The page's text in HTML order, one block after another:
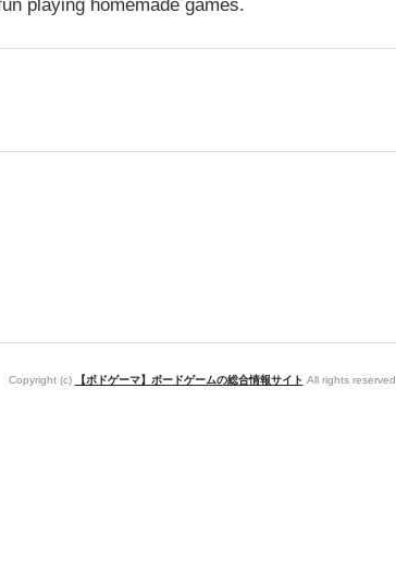
playing homemade games.
Copyright (c) 【ボドゲーマ】ボードゲームの総合情報サイト All rights reserved.